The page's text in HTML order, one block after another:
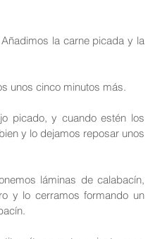
la carne picada y la
unos cinco minutos más.
picado, y cuando estén los
y lo dejamos reposar unos
láminas de calabacín,
y lo cerramos formando un